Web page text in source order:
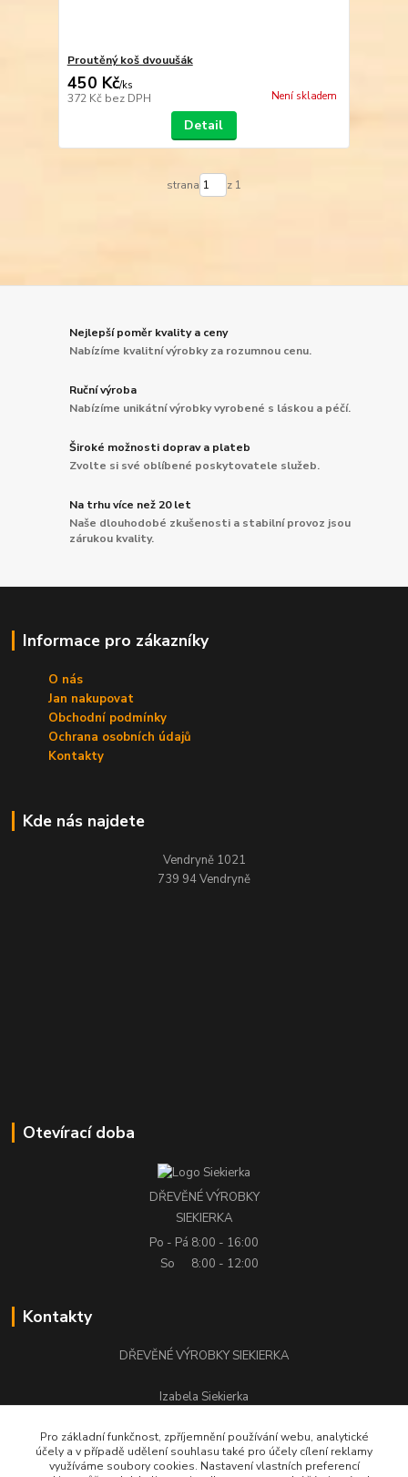
Proutěný koš dvouušák
450 Kč/ks
372 Kč bez DPH Není skladem
Detail
strana z 1
Nejlepší poměr kvality a ceny
Nabízíme kvalitní výrobky za rozumnou cenu.
Ruční výroba
Nabízíme unikátní výrobky vyrobené s láskou a péčí.
Široké možnosti doprav a plateb
Zvolte si své oblíbené poskytovatele služeb.
Na trhu více než 20 let
Naše dlouhodobé zkušenosti a stabilní provoz jsou
zárukou kvality.
Informace pro zákazníky
O nás
Jan nakupovat
Obchodní podmínky
Ochrana osobních údajů
Kontakty
Kde nás najdete
Vendryně 1021
739 94 Vendryně
Otevírací doba
DŘEVĚNÉ VÝROBKY
SIEKIERKA
Po - Pá 8:00 - 16:00
So
8:00 - 12:00
Kontakty
DŘEVĚNÉ VÝROBKY SIEKIERKA
Izabela Siekierka
stolarstwo.siekierka@seznam.cz
Pro základní funkčnost, zpříjemnění používání webu, analytické
účely a v případě udělení souhlasu také pro účely cílení reklamy
využíváme soubory cookies. Nastavení vlastních preferencí